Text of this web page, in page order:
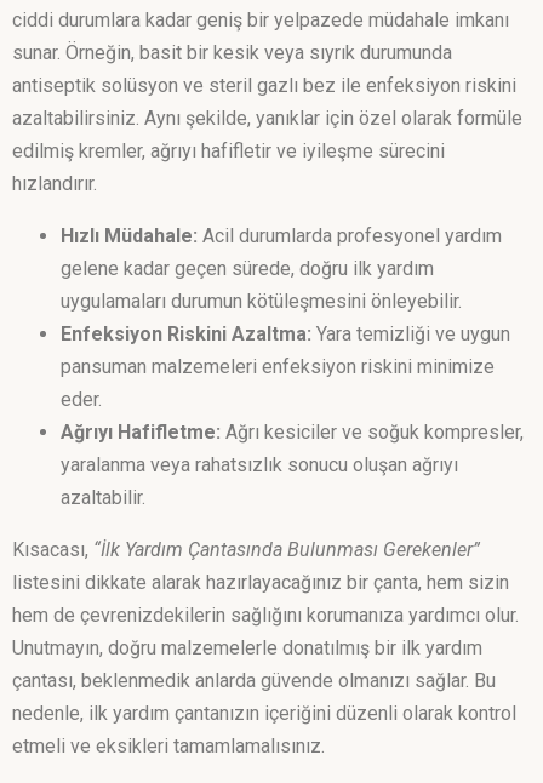
ciddi durumlara kadar geniş bir yelpazede müdahale imkanı
sunar. Örneğin, basit bir kesik veya sıyrık durumunda
antiseptik solüsyon ve steril gazlı bez ile enfeksiyon riskini
azaltabilirsiniz. Aynı şekilde, yanıklar için özel olarak formüle
edilmiş kremler, ağrıyı hafifletir ve iyileşme sürecini
hızlandırır.
Hızlı Müdahale: Acil durumlarda profesyonel yardım
gelene kadar geçen sürede, doğru ilk yardım
uygulamaları durumun kötüleşmesini önleyebilir.
Enfeksiyon Riskini Azaltma: Yara temizliği ve uygun
pansuman malzemeleri enfeksiyon riskini minimize
eder.
Ağrıyı Hafifletme: Ağrı kesiciler ve soğuk kompresler,
yaralanma veya rahatsızlık sonucu oluşan ağrıyı
azaltabilir.
Kısacası, “İlk Yardım Çantasında Bulunması Gerekenler”
listesini dikkate alarak hazırlayacağınız bir çanta, hem sizin
hem de çevrenizdekilerin sağlığını korumanıza yardımcı olur.
Unutmayın, doğru malzemelerle donatılmış bir ilk yardım
çantası, beklenmedik anlarda güvende olmanızı sağlar. Bu
nedenle, ilk yardım çantanızın içeriğini düzenli olarak kontrol
etmeli ve eksikleri tamamlamalısınız.